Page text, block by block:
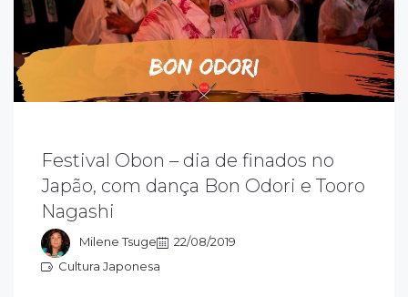
Festival Obon – dia de finados no
Japão, com dança Bon Odori e Tooro
Nagashi
Milene Tsuge
22/08/2019
Cultura Japonesa
Obon, ou simplesmente Bon é o
do festival para celebrar a visita dos
dos antepassados e realizado em
o território japonês.